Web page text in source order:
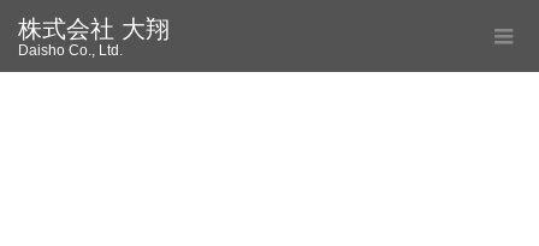
株式会社 大翔
Daisho Co., Ltd.